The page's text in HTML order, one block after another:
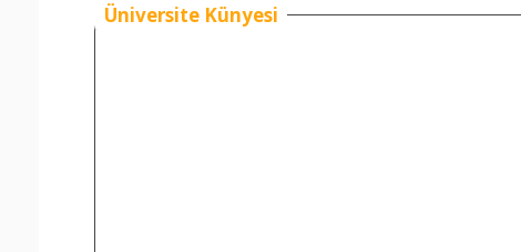
Üniversite Künyesi